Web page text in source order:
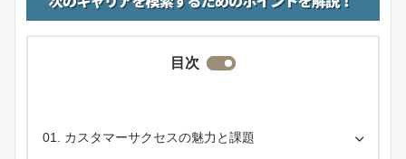
目次
カスタマーサクセスの魅力と課題